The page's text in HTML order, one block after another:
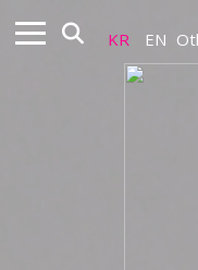
KR EN